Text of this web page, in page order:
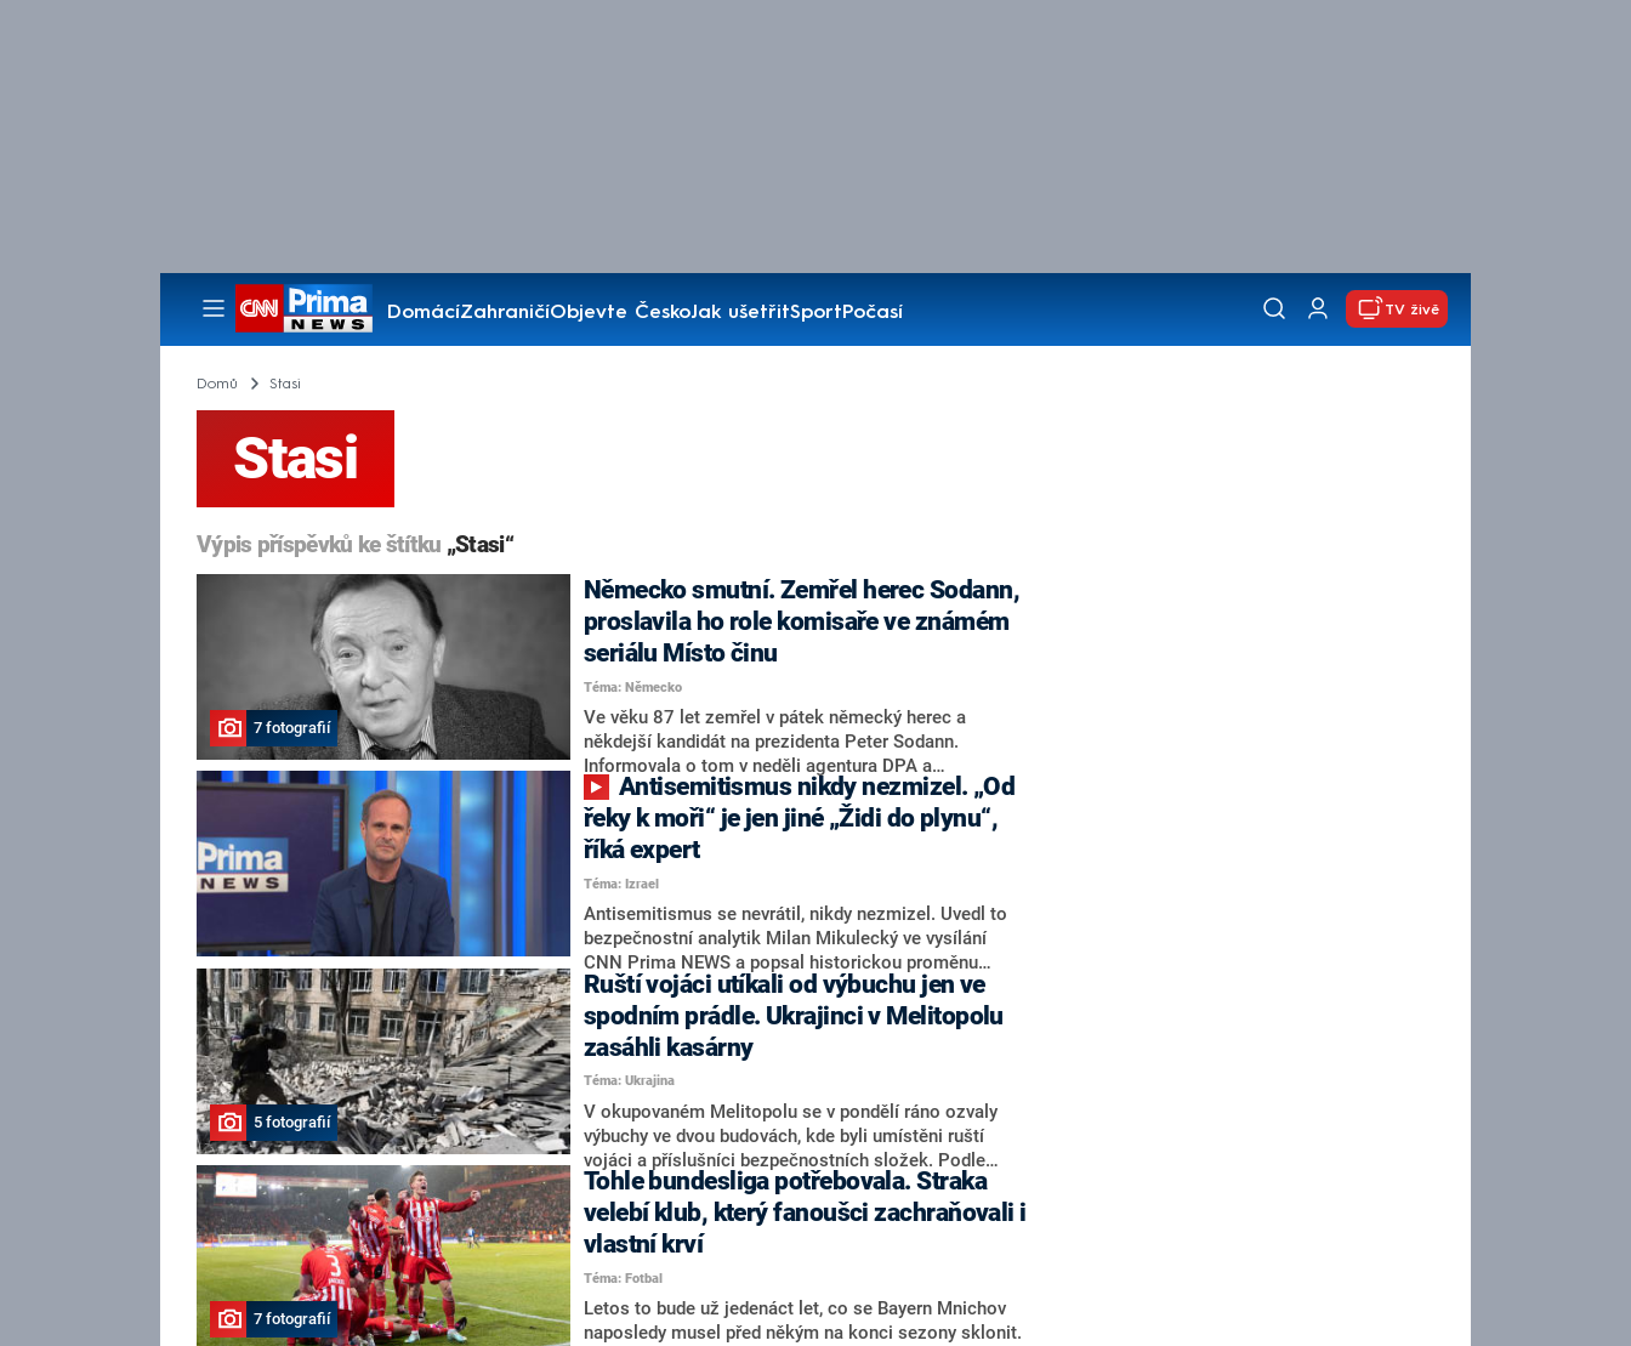
DomácíZahraničíObjevte ČeskoJak ušetřitSportPočasí
Pořady
TV živě
Domů Stasi
Stasi
Výpis příspěvků ke štítku „Stasi“
7 fotografií
Německo smutní. Zemřel herec Sodann,
proslavila ho role komisaře ve známém
seriálu Místo činu
Téma: Německo
Ve věku 87 let zemřel v pátek německý herec a
někdejší kandidát na prezidenta Peter Sodann.
Informovala o tom v neděli agentura DPA a
připomněla, že Sodann byl známý především jako
komisař Bruno Ehrlicher, kterého v televizním seriálu
Místo činu hrál v letech 1992 až 2007.
řeky k moři“ je jen jiné „Židi do plynu“,
říká expert
Téma: Izrael
Antisemitismus se nevrátil, nikdy nezmizel. Uvedl to
bezpečnostní analytik Milan Mikulecký ve vysílání
CNN Prima NEWS a popsal historickou proměnu
antisemitismu od konce druhé světové války. Ta podle
něj souvisí i s palestinskou migrací v minulém století.
Slogan „Od řeky k moři (Palestina bude svobodná)“, je
podle něj jen jinou formou hesla „Židé do plynu“.
Hebraista Zbyněk Tarant upřesnil, že formy
antisemitismu mají jinou podobu ve východní a
západní Evropě. Proti nenávistným projevům se
postavil i prezident Petr Pavel.
5 fotografií
Ruští vojáci utíkali od výbuchu jen ve
spodním prádle. Ukrajinci v Melitopolu
zasáhli kasárny
Téma: Ukrajina
V okupovaném Melitopolu se v pondělí ráno ozvaly
výbuchy ve dvou budovách, kde byli umístěni ruští
vojáci a příslušníci bezpečnostních složek. Podle
ukrajinských médií to uvedl starosta jihoukrajinského
města Ivan Fedorov s tím, že dle očitých svědků ruští
vojáci od místa exploze prchali pouze ve spodním
prádle. Vedle toho okupační správa hovoří o zásahu
vysokoškolských kolejí.
7 fotografií
Tohle bundesliga potřebovala. Straka
velebí klub, který fanoušci zachraňovali i
vlastní krví
Téma: Fotbal
Letos to bude už jedenáct let, co se Bayern Mnichov
naposledy musel před někým na konci sezony sklonit.